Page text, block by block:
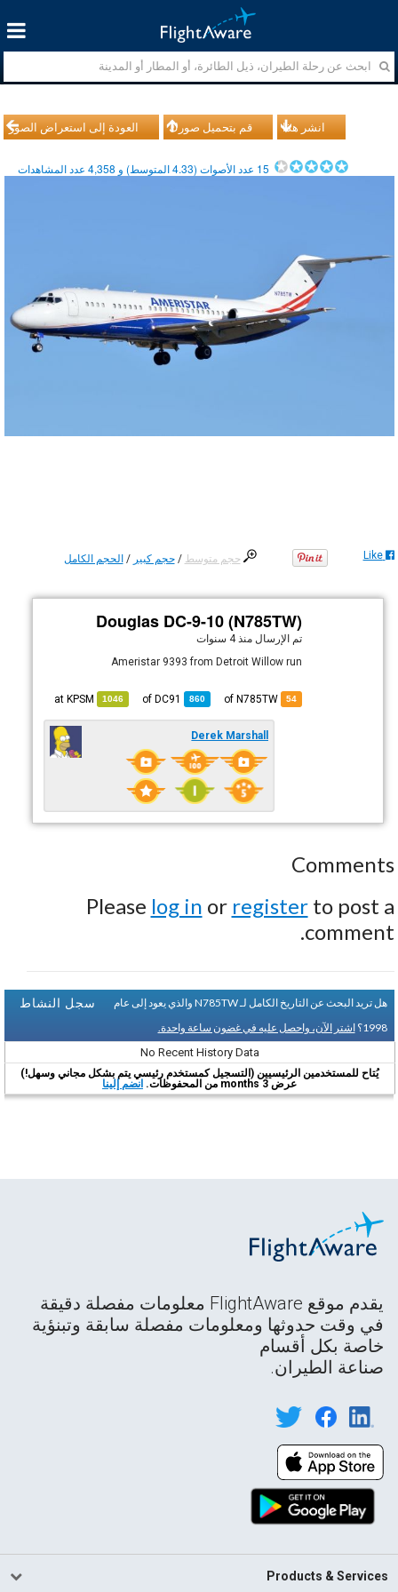
العودة إلى استعراض الصور قم بتحميل صورك انشر هذا
15 عدد الأصوات (4.33المتوسط) و 4,358عدد المشاهدات
حجم متوسط /حجم كبير /الحجم الكامل Like
Douglas DC-9-10 (N785TW)
تم الإرسال منذ 4 سنوات
Ameristar 9393 from Detroit Willow run
54
860
DC91
1046
KPSM
Derek Marshall
Comments
Please log in or registerto post a
comment.
سجل النشاط
هل تريد البحث عن التاريخ الكامل لـ N785TW والذي يعود إلى عام
1998؟ اشتر الآن، واحصل عليه في غضون ساعة واحدة.
No Recent History Data
يُتاح للمستخدمين الرئيسيين (التسجيل كمستخدم رئيسي يتم بشكل مجاني وسهل!)
عرض 3 months من المحفوظات.
انضم إلينا
يقدم موقع FlightAware معلومات مفصلة دقيقة
في وقت حدوثها ومعلومات مفصلة سابقة وتبنؤية
خاصة بكل أقسام
صناعة الطيران.
Products & Services